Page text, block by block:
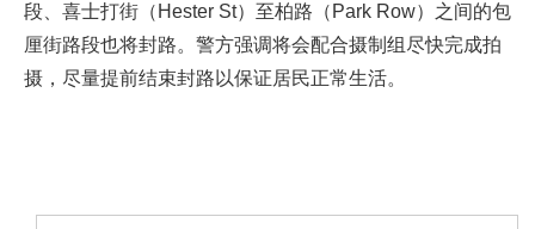
段、喜士打街（Hester St）至柏路（Park Row）之间的包
厘街路段也将封路。警方强调将会配合摄制组尽快完成拍
摄，尽量提前结束封路以保证居民正常生活。